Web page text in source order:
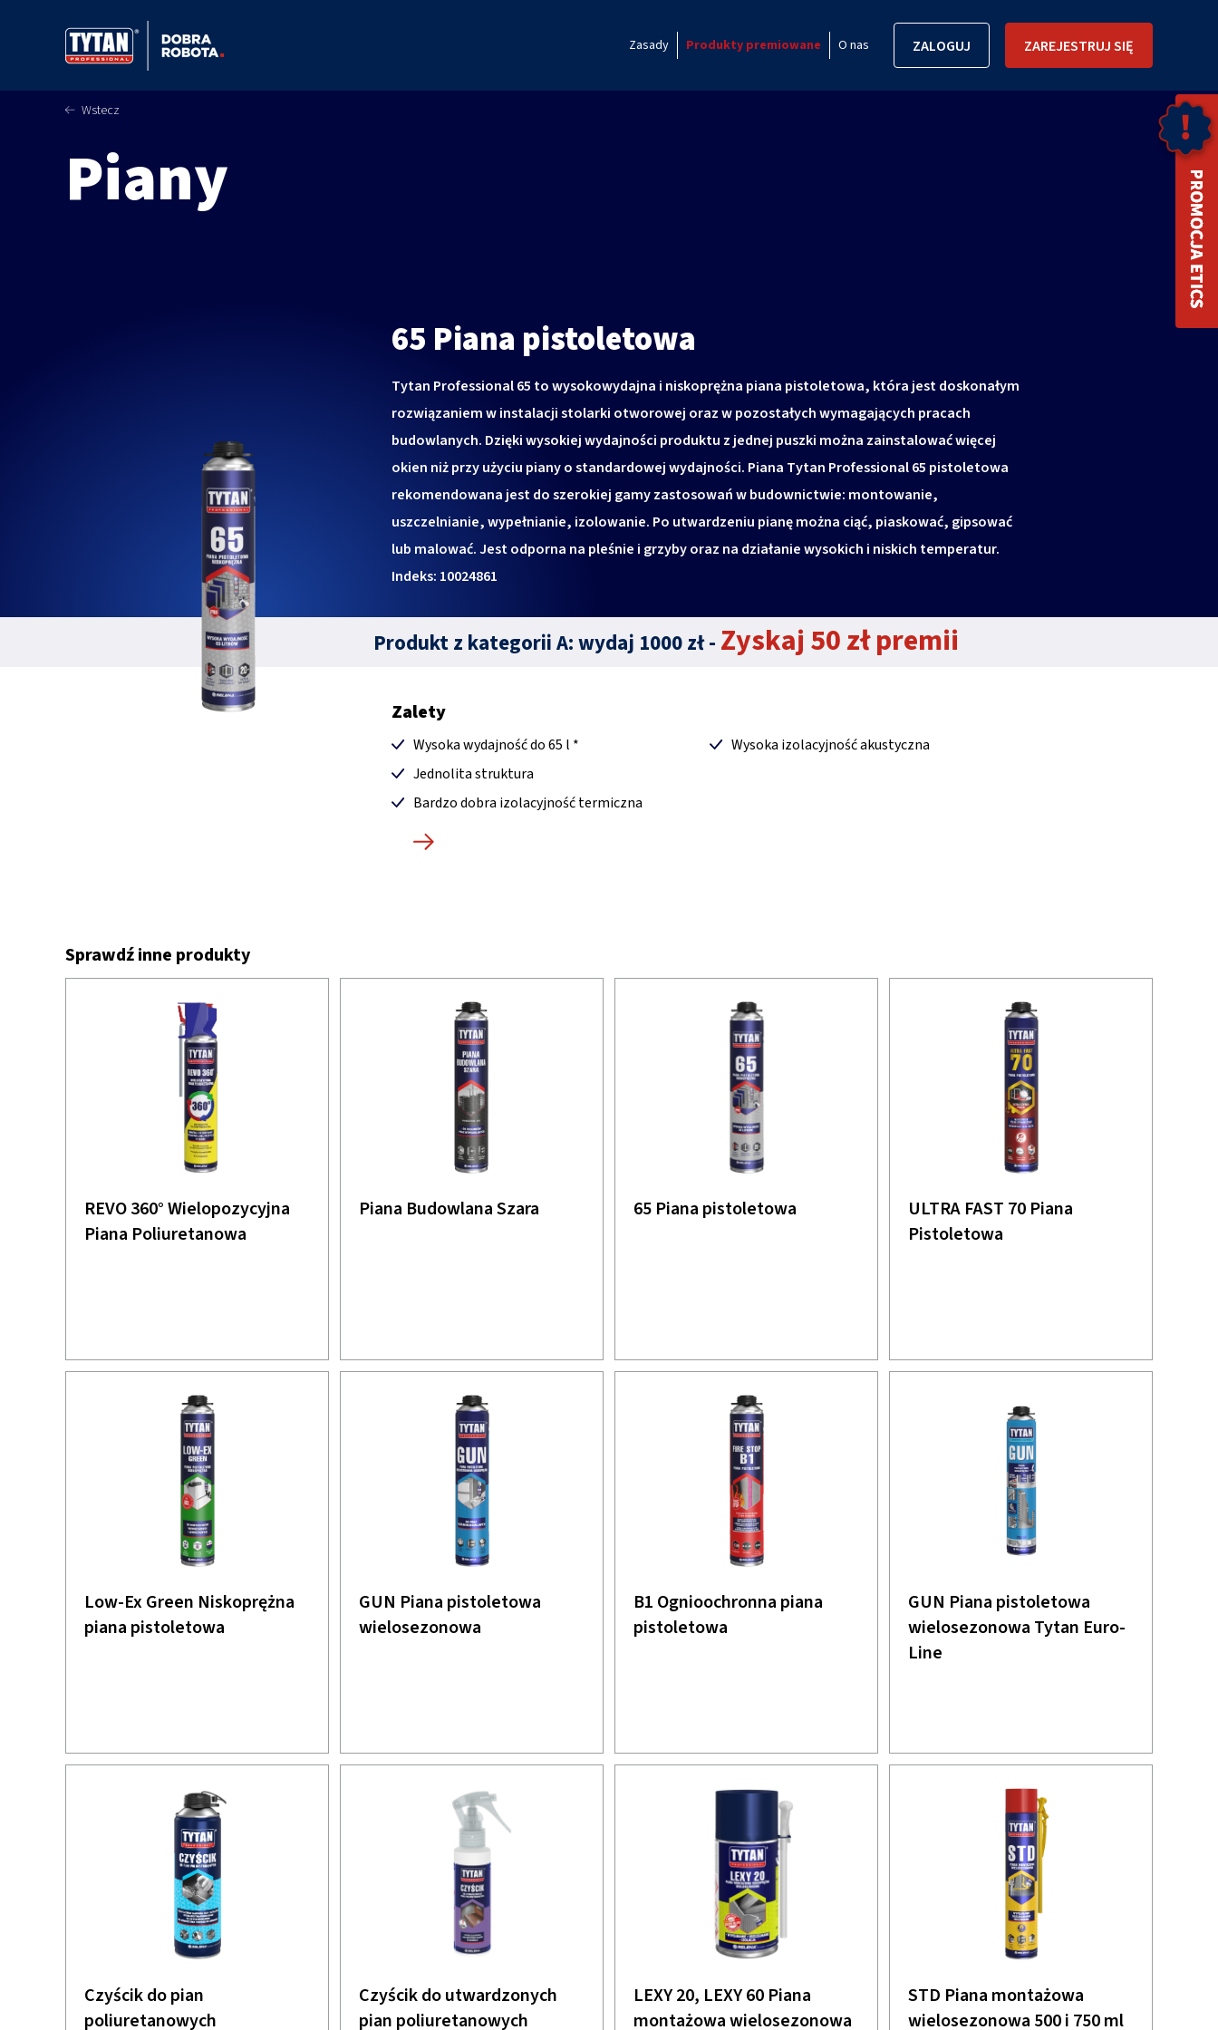
Zasady Produkty premiowane O nas ZALOGUJ ZAREJESTRUJ SIĘ
Wstecz
Piany
65 Piana pistoletowa
Tytan Professional 65 to wysokowydajna i niskoprężna piana pistoletowa, która jest doskonałym
rozwiązaniem w instalacji stolarki otworowej oraz w pozostałych wymagających pracach
budowlanych. Dzięki wysokiej wydajności produktu z jednej puszki można zainstalować więcej
okien niż przy użyciu piany o standardowej wydajności. Piana Tytan Professional 65 pistoletowa
rekomendowana jest do szerokiej gamy zastosowań w budownictwie: montowanie,
uszczelnianie, wypełnianie, izolowanie. Po utwardzeniu pianę można ciąć, piaskować, gipsować
lub malować. Jest odporna na pleśnie i grzyby oraz na działanie wysokich i niskich temperatur.
Indeks: 10024861
Produkt z kategorii A: wydaj 1000 zł - Zyskaj 50 zł premii
Zalety
Wysoka wydajność do 65 l *
Jednolita struktura
Bardzo dobra izolacyjność termiczna
Wysoka izolacyjność akustyczna
Sprawdź inne produkty
REVO 360° Wielopozycyjna
Piana Poliuretanowa
Piana Budowlana Szara 65 Piana pistoletowa
ULTRA FAST 70 Piana
Pistoletowa
Low-Ex Green Niskoprężna
piana pistoletowa
GUN Piana pistoletowa
wielosezonowa
B1 Ognioochronna piana
pistoletowa
GUN Piana pistoletowa
wielosezonowa Tytan Euro-
Line
Czyścik do pian
poliuretanowych
Czyścik do utwardzonych
pian poliuretanowych
LEXY 20, LEXY 60 Piana
montażowa wielosezonowa
STD Piana montażowa
wielosezonowa 500 i 750 ml